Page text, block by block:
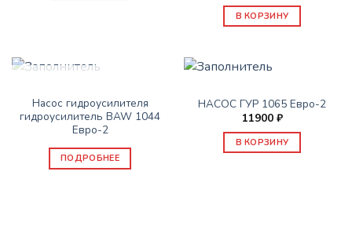
В КОРЗИНУ
Насос гидроусилителя
гидроусилитель BAW 1044
Евро-2
ПОДРОБНЕЕ
НАСОС ГУР 1065 Евро-2
11900 ₽
В КОРЗИНУ